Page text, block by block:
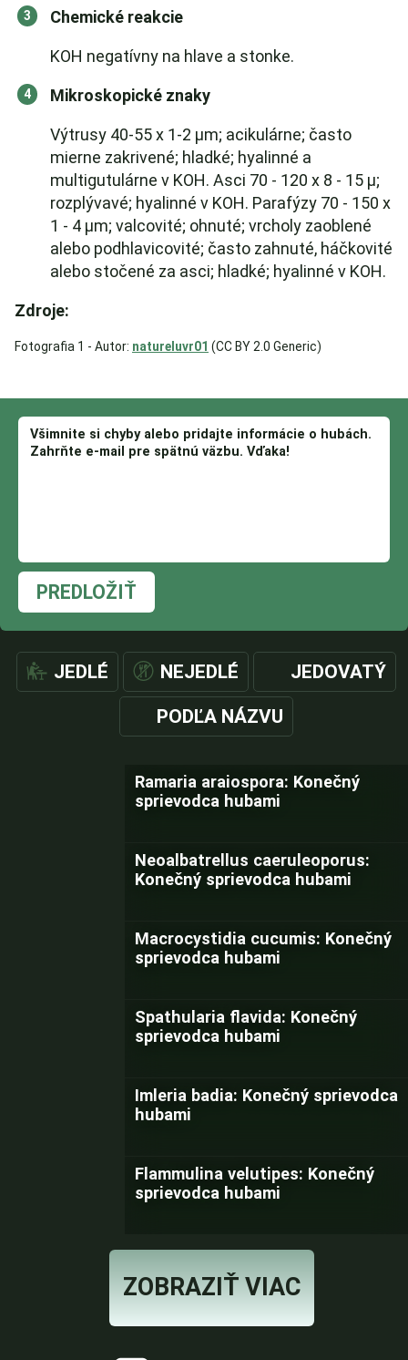
Chemické reakcie
KOH negatívny na hlave a stonke.
Mikroskopické znaky
Výtrusy 40-55 x 1-2 µm; acikulárne; často
mierne zakrivené; hladké; hyalinné a
multigutulárne v KOH. Asci 70 - 120 x 8 - 15 µ;
rozplývavé; hyalinné v KOH. Parafýzy 70 - 150 x
1 - 4 µm; valcovité; ohnuté; vrcholy zaoblené
alebo podhlavicovité; často zahnuté, háčkovité
alebo stočené za asci; hladké; hyalinné v KOH.
Zdroje:
Fotografia 1 - Autor: natureluvr01 (CC BY 2.0 Generic)
PREDLOŽIŤ
JEDLÉ NEJEDLÉ JEDOVATÝ
PODĽA NÁZVU
Ramaria araiospora: Konečný
sprievodca hubami
Neoalbatrellus caeruleoporus:
Konečný sprievodca hubami
Macrocystidia cucumis: Konečný
sprievodca hubami
Spathularia flavida: Konečný
sprievodca hubami
Imleria badia: Konečný sprievodca
hubami
Flammulina velutipes: Konečný
sprievodca hubami
ZOBRAZIŤ VIAC